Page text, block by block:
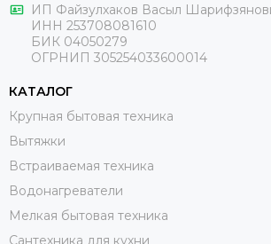
ИП Файзулхаков Васыл
ИНН 253708081610
БИК 04050279
ОГРНИП 305254033600014
КАТАЛОГ
Крупная бытовая техника
Вытяжки
Встраиваемая техника
Водонагреватели
Мелкая бытовая техника
Сантехника для кухни